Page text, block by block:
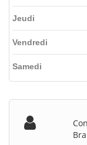
Jeudi
Vendredi
Samedi